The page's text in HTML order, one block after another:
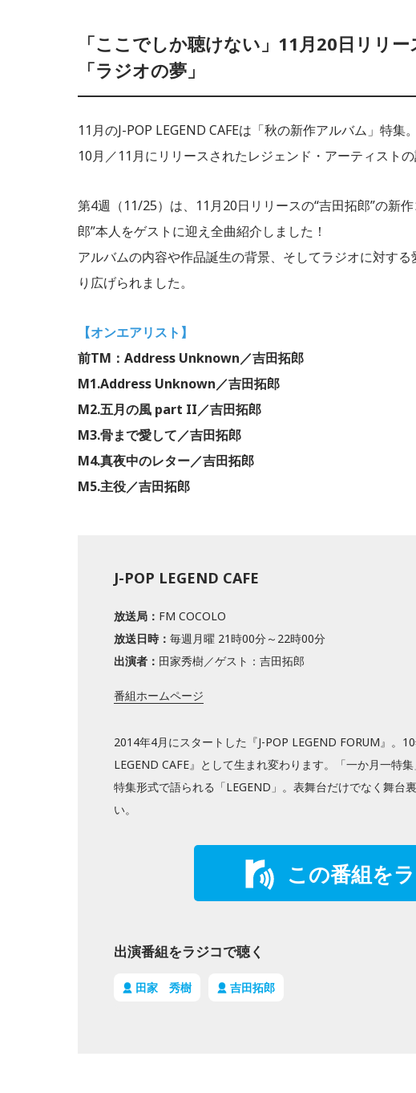
「ここでしか聴けない」11月20日リリ
「ラジオの夢」
11月のJ-POP LEGEND CAFEは「秋の新作アルバム」特集。
10月／11月にリリースされたレジェンド・アーティスト
第4週（11/25）は、11月20日リリースの“吉田拓郎”の新
郎”本人をゲストに迎え全曲紹介しました！
アルバムの内容や作品誕生の背景、そしてラジオに対す
り広げられました。
【オンエアリスト】
前TM：Address Unknown／吉田拓郎
M1.Address Unknown／吉田拓郎
M2.五月の風 part II／吉田拓郎
M3.骨まで愛して／吉田拓郎
M4.真夜中のレター／吉田拓郎
M5.主役／吉田拓郎
J-POP LEGEND CAFE
放送局： FM COCOLO
放送日時： 毎週月曜 21時00分～22時00分
出演者： 田家秀樹／ゲスト：吉田拓郎
番組ホームページ
2014年4月にスタートした『J-POP LEGEND FORUM』。
LEGEND CAFE』として生まれ変わります。「一か月一特
特集形式で語られる「LEGEND」。表舞台だけでなく舞台
い。
この番組を
出演番組をラジコで聴く
田家 秀樹 吉田拓郎